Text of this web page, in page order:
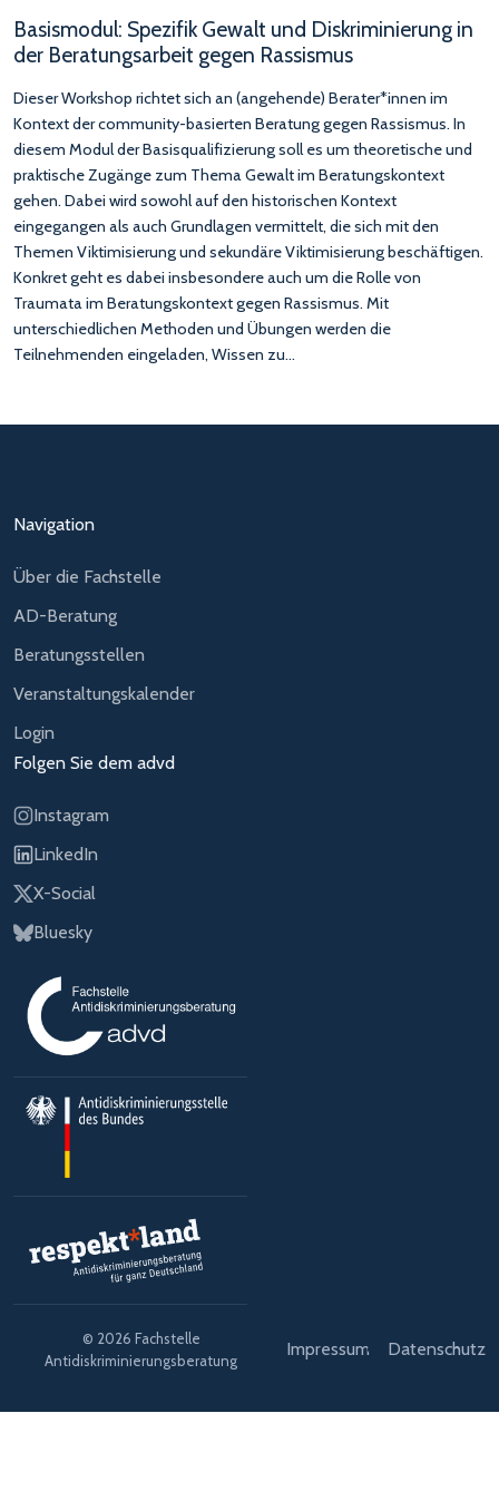
Basismodul: Spezifik Gewalt und Diskriminierung in
der Beratungsarbeit gegen Rassismus
Dieser Workshop richtet sich an (angehende) Berater*innen im
Kontext der community-basierten Beratung gegen Rassismus. In
diesem Modul der Basisqualifizierung soll es um theoretische und
praktische Zugänge zum Thema Gewalt im Beratungskontext
gehen. Dabei wird sowohl auf den historischen Kontext
eingegangen als auch Grundlagen vermittelt, die sich mit den
Themen Viktimisierung und sekundäre Viktimisierung beschäftigen.
Konkret geht es dabei insbesondere auch um die Rolle von
Traumata im Beratungskontext gegen Rassismus. Mit
unterschiedlichen Methoden und Übungen werden die
Teilnehmenden eingeladen, Wissen zu…
Navigation
Über die Fachstelle
AD-Beratung
Beratungsstellen
Veranstaltungskalender
Login
Folgen Sie dem advd
Instagram
LinkedIn
X-Social
Bluesky
© 2026 Fachstelle
Antidiskriminierungsberatung
Impressum Datenschutz